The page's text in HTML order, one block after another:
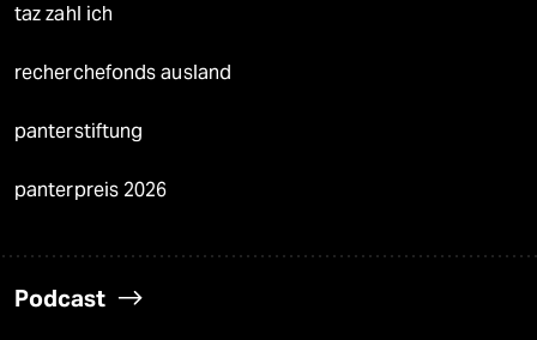
taz zahl ich
recherchefonds ausland
panterstiftung
panterpreis 2026
Podcast